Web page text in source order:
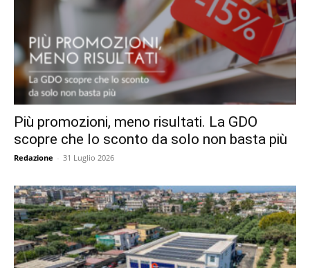
Più promozioni, meno risultati. La GDO
scopre che lo sconto da solo non basta più
Redazione - 31 Luglio 2026